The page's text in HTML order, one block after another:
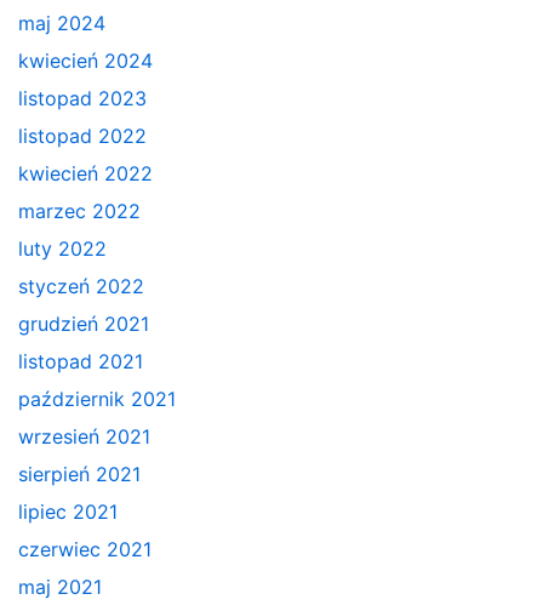
maj 2024
kwiecień 2024
listopad 2023
listopad 2022
kwiecień 2022
marzec 2022
luty 2022
styczeń 2022
grudzień 2021
listopad 2021
październik 2021
wrzesień 2021
sierpień 2021
lipiec 2021
czerwiec 2021
maj 2021